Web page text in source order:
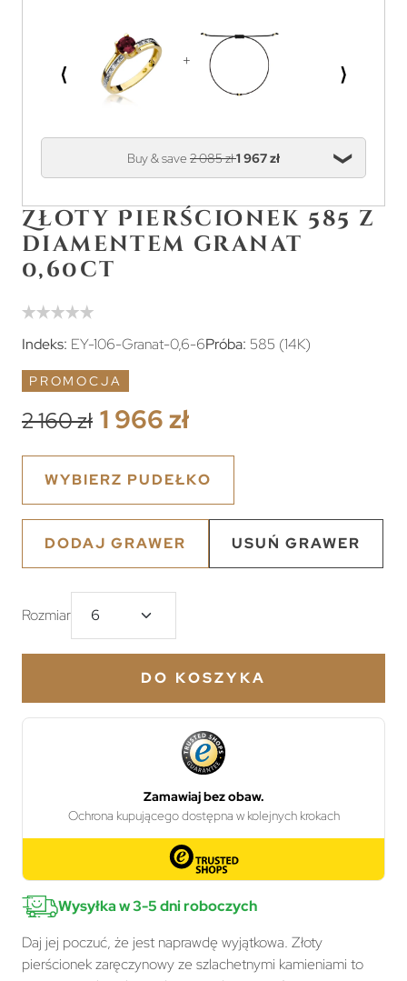
⟨ ⟩
Buy & save 2 085 zł1 967 zł
Złoty Pierścionek 585 z
diamentem granat
0,60ct
Indeks: EY-106-Granat-0,6-6Próba: 585 (14K)
PROMOCJA
2 160 zł 1 966 zł
WYBIERZ PUDEŁKO
DODAJ GRAWER USUŃ GRAWER
Rozmiar
DO KOSZYKA
Wysyłka w 3-5 dni roboczych
Daj jej poczuć, że jest naprawdę wyjątkowa. Złoty
pierścionek zaręczynowy ze szlachetnymi kamieniami to